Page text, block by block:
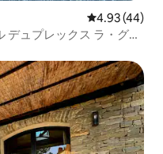
レビュー44
4.93 (44)
デュプレックス ラ・グラ